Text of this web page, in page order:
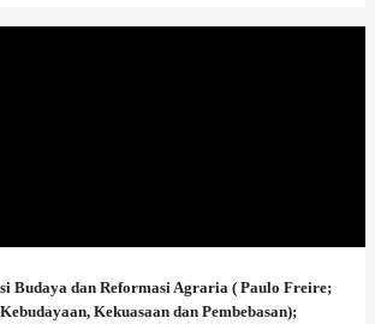
Budaya dan Reformasi Agraria ( Paulo Freire;
Kekuasaan dan Pembebasan);